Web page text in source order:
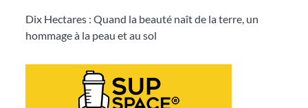
Dix Hectares : Quand la beauté naît de la terre, un
hommage à la peau et au sol